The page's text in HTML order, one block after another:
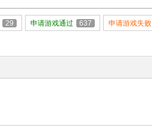
29 申请游戏通过 637 申请游戏失败